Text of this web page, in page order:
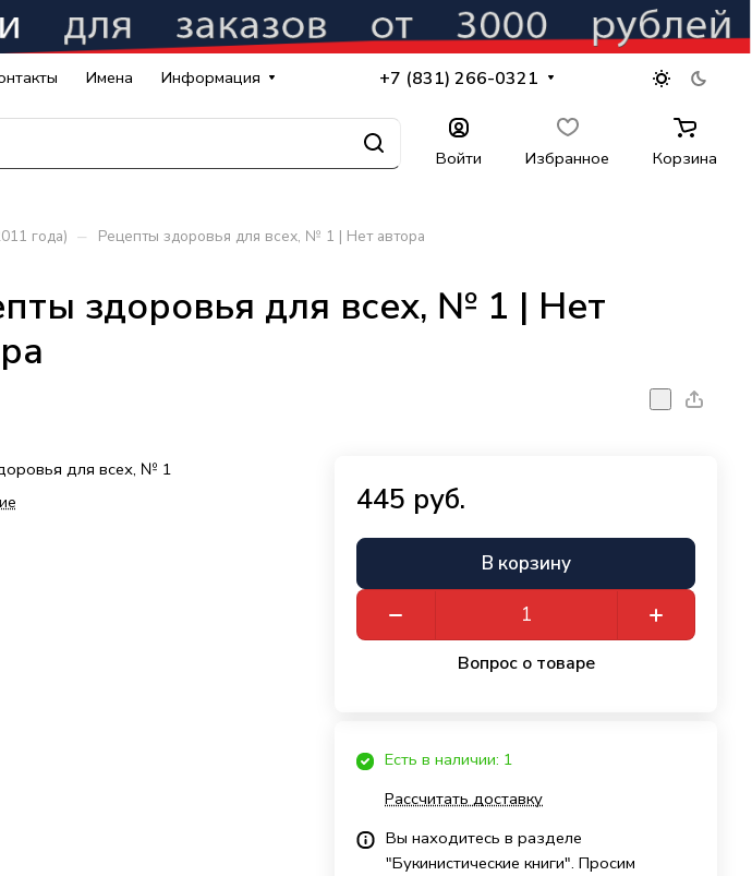
Имена Информация +7 (831) 266-0321
Войти Избранное Корзина
года) – Рецепты здоровья для всех, № 1 | Нет автора
здоровья для всех, № 1 | Нет
для всех, № 1
445 руб.
В корзину
Вопрос о товаре
Есть в наличии: 1
Рассчитать доставку
Вы находитесь в разделе
"Букинистические книги". Просим